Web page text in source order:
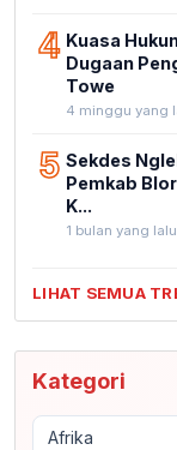
4 Kuasa
Dugaan
Towe
4 minggu yang
5 Sekdes
Pemkab
K...
1 bulan yang lalu
LIHAT SEMUA
Kategori
Afrika